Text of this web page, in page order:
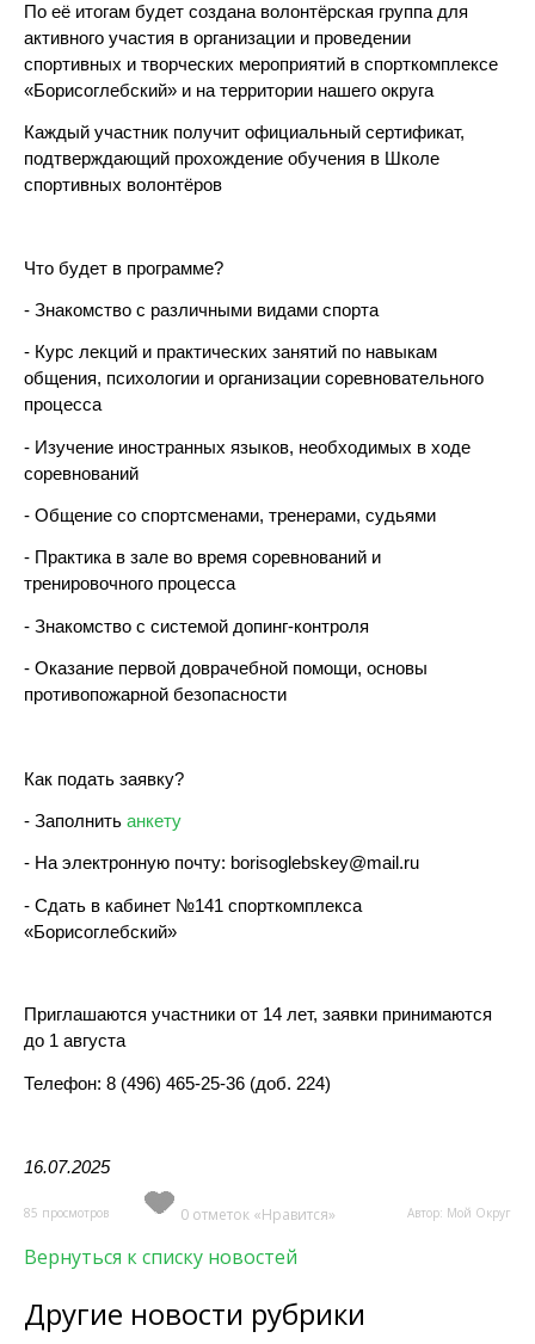
По её итогам будет создана волонтёрская группа для
активного участия в организации и проведении
спортивных и творческих мероприятий в спорткомплексе
«Борисоглебский» и на территории нашего округа
Каждый участник получит официальный сертификат,
подтверждающий прохождение обучения в Школе
спортивных волонтёров
Что будет в программе?
- Знакомство с различными видами спорта
- Курс лекций и практических занятий по навыкам
общения, психологии и организации соревновательного
процесса
- Изучение иностранных языков, необходимых в ходе
соревнований
- Общение со спортсменами, тренерами, судьями
- Практика в зале во время соревнований и
тренировочного процесса
- Знакомство с системой допинг-контроля
- Оказание первой доврачебной помощи, основы
противопожарной безопасности
Как подать заявку?
- Заполнить анкету
- На электронную почту: borisoglebskey@mail.ru
- Сдать в кабинет №141 спорткомплекса
«Борисоглебский»
Приглашаются участники от 14 лет, заявки принимаются
до 1 августа
Телефон: 8 (496) 465-25-36 (доб. 224)
16.07.2025
85 просмотров 0 отметок «Нравится» Автор: Мой Округ
Вернуться к списку новостей
Другие новости рубрики